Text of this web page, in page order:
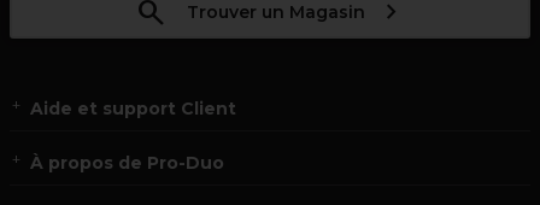
Trouver un Magasin
Aide et support Client
À propos de Pro-Duo